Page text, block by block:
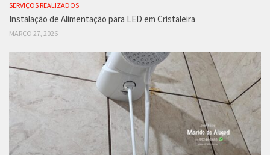
SERVIÇOS REALIZADOS
Instalação de Alimentação para LED em Cristaleira
MARÇO 27, 2026